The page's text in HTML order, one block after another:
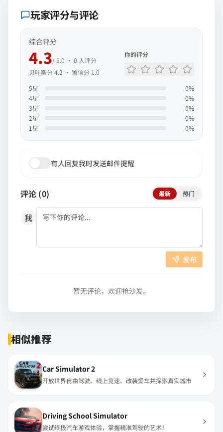
玩家评分与评论
综合评分
4.3/ 5.0 · 0 人评分
贝叶斯分4.2 · 置信分 1.0
你的评分
5星 0%
4星 0%
3星 0%
2星 0%
1 星 0%
有人回复我时发送邮件提醒
评论 (0) 最新 热门
我
发布
暂无评论，欢迎抢沙发。
相似推荐
Car Simulator 2
开放世界自由驾驶、线上竞速、改装爱车并探索真实城市
Driving School Simulator
尝试终极汽车游戏体验，掌握精准驾驶的艺术！